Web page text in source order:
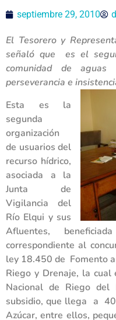
septiembre 29, 2010
El Tesorero y
señaló que es el
comunidad de
perseverancia e
Esta es la
segunda
organización
de usuarios del
recurso hídrico,
asociada a la
Junta de
Vigilancia del
Río Elqui y sus
Afluentes,
correspondiente al
ley 18.450 de Fomento
Riego y Drenaje, la cual
Nacional de Riego del
subsidio, que llega a
Azúcar, entre ellos,